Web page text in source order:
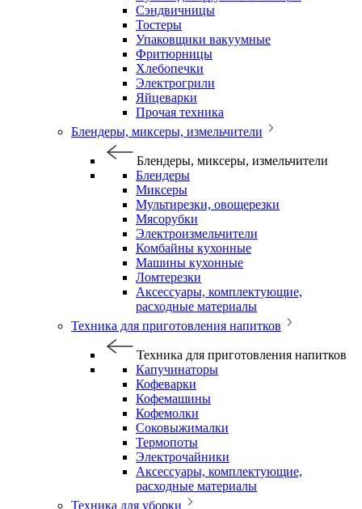
Сэндвичницы
Тостеры
Упаковщики вакуумные
Фритюрницы
Хлебопечки
Электрогрили
Яйцеварки
Прочая техника
Блендеры, миксеры, измельчители
Блендеры, миксеры, измельчители
Блендеры
Миксеры
Мультирезки, овощерезки
Мясорубки
Электроизмельчители
Комбайны кухонные
Машины кухонные
Ломтерезки
Аксессуары, комплектующие,
расходные материалы
Техника для приготовления напитков
Техника для приготовления напитков
Капучинаторы
Кофеварки
Кофемашины
Кофемолки
Соковыжималки
Термопоты
Электрочайники
Аксессуары, комплектующие,
расходные материалы
Техника для уборки